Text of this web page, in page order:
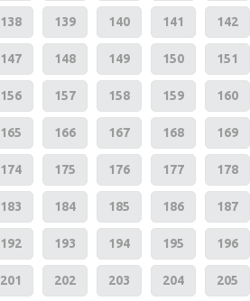
138 139 140 141 142
147 148 149 150 151
156 157 158 159 160
165 166 167 168 169
174 175 176 177 178
183 184 185 186 187
192 193 194 195 196
201 202 203 204 205